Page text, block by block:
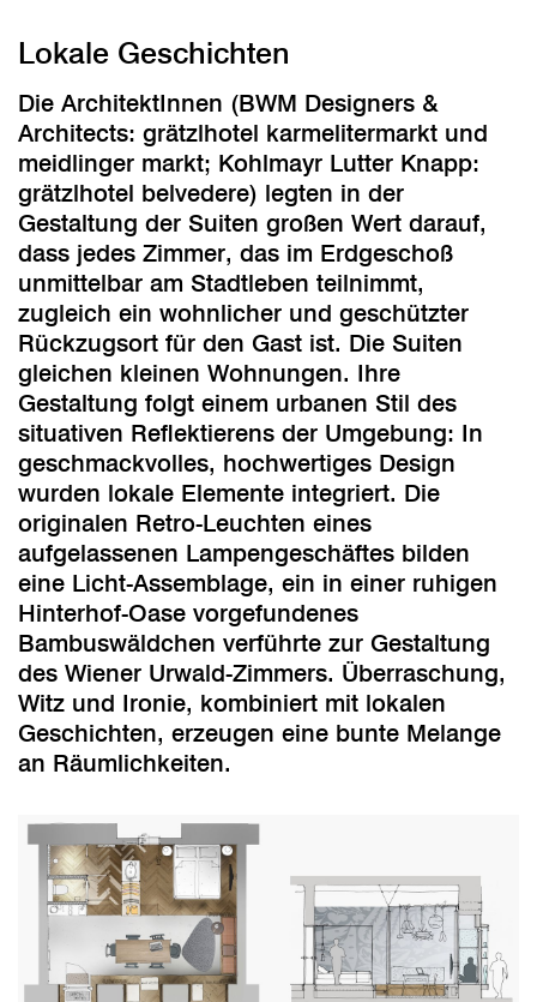
Lokale Geschichten
Die ArchitektInnen (BWM Designers &
Architects: grätzlhotel karmelitermarkt und
meidlinger markt; Kohlmayr Lutter Knapp:
grätzlhotel belvedere) legten in der
Gestaltung der Suiten großen Wert darauf,
dass jedes Zimmer, das im Erdgeschoß
unmittelbar am Stadtleben teilnimmt,
zugleich ein wohnlicher und geschützter
Rückzugsort für den Gast ist. Die Suiten
gleichen kleinen Wohnungen. Ihre
Gestaltung folgt einem urbanen Stil des
situativen Reflektierens der Umgebung: In
geschmackvolles, hochwertiges Design
wurden lokale Elemente integriert. Die
originalen Retro-Leuchten eines
aufgelassenen Lampengeschäftes bilden
eine Licht-Assemblage, ein in einer ruhigen
Hinterhof-Oase vorgefundenes
Bambuswäldchen verführte zur Gestaltung
des Wiener Urwald-Zimmers. Überraschung,
Witz und Ironie, kombiniert mit lokalen
Geschichten, erzeugen eine bunte Melange
an Räumlichkeiten.